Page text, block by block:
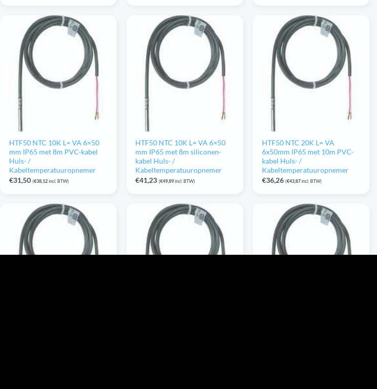
HTF50 NTC 10K L= VA 6×50
mm IP65 met 8m PVC-kabel
Huls- /
Kabeltemperatuuropnemer
€31,50 (€38,12incl. BTW)
HTF50 NTC 10K L= VA 6×50
mm IP65 met 8m siliconen-
kabel Huls- /
Kabeltemperatuuropnemer
€41,23 (€49,89incl. BTW)
HTF50 NTC 20K L= VA
6x50mm IP65 met 10m PVC-
kabel Huls- /
Kabeltemperatuuropnemer
€36,26 (€43,87incl. BTW)